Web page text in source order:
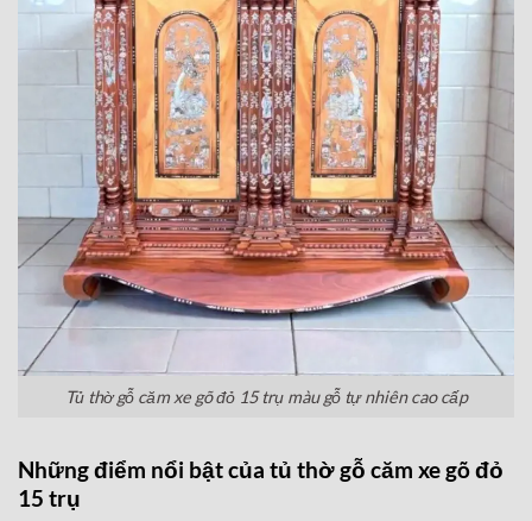
Tủ thờ gỗ căm xe gõ đỏ 15 trụ màu gỗ tự nhiên cao cấp
Những điểm nổi bật của tủ thờ gỗ căm xe gõ đỏ
15 trụ